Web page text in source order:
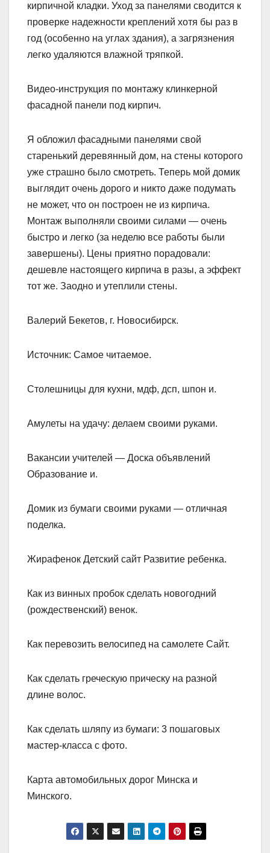
кирпичной кладки. Уход за панелями сводится к
проверке надежности креплений хотя бы раз в
год (особенно на углах здания), а загрязнения
легко удаляются влажной тряпкой.
Видео-инструкция по монтажу клинкерной
фасадной панели под кирпич.
Я обложил фасадными панелями свой
старенький деревянный дом, на стены которого
уже страшно было смотреть. Теперь мой домик
выглядит очень дорого и никто даже подумать
не может, что он построен не из кирпича.
Монтаж выполняли своими силами — очень
быстро и легко (за неделю все работы были
завершены). Цены приятно порадовали:
дешевле настоящего кирпича в разы, а эффект
тот же. Заодно и утеплили стены.
Валерий Бекетов, г. Новосибирск.
Источник: Самое читаемое.
Cтолешницы для кухни, мдф, дсп, шпон и.
Амулеты на удачу: делаем своими руками.
Вакансии учителей — Доска объявлений
Образование и.
Домик из бумаги своими руками — отличная
поделка.
Жирафенок Детский сайт Развитие ребенка.
Как из винных пробок сделать новогодний
(рождественский) венок.
Как перевозить велосипед на самолете Сайт.
Как сделать греческую прическу на разной
длине волос.
Как сделать шляпу из бумаги: 3 пошаговых
мастер-класса с фото.
Карта автомобильных дорог Минска и
Минского.